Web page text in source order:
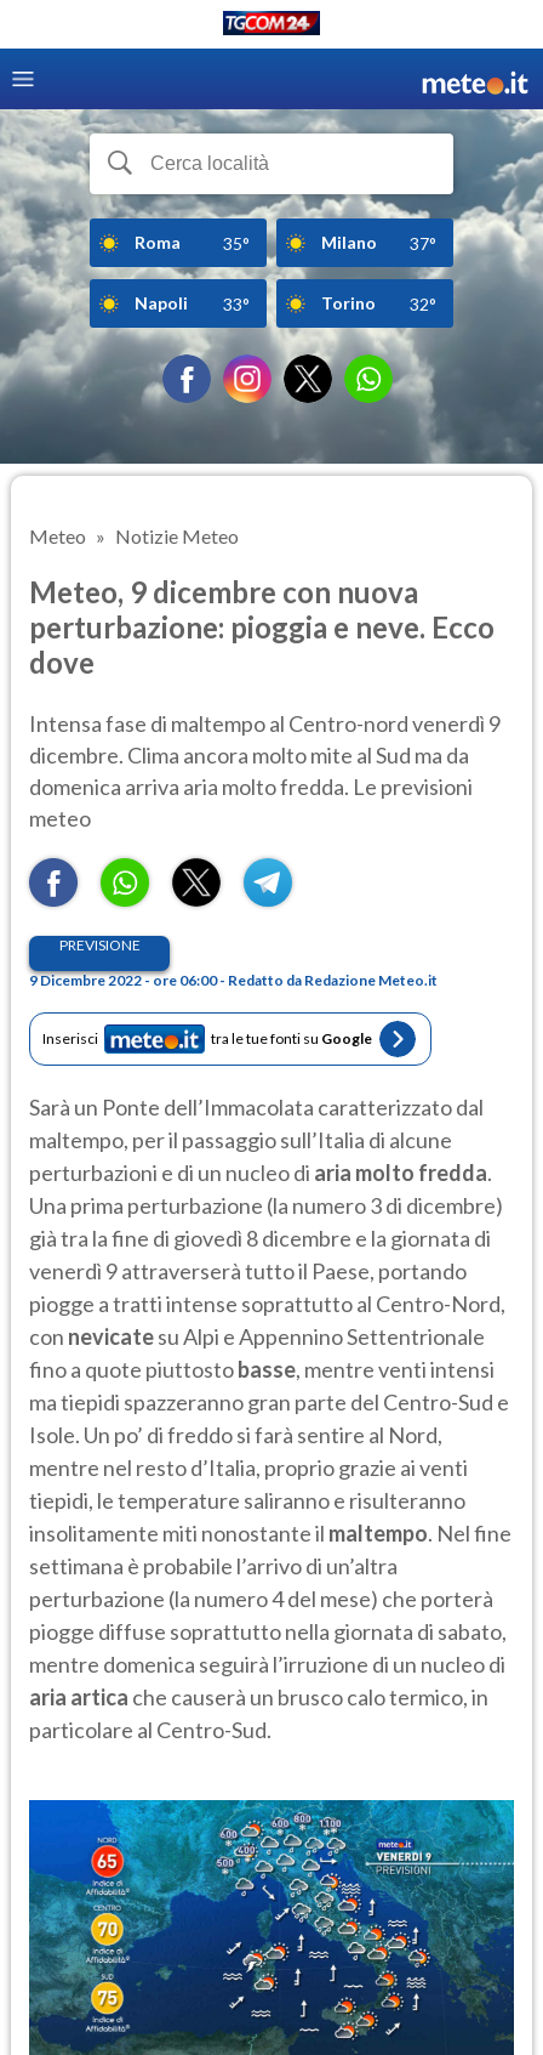
Roma 35° Milano 37°
Napoli 33° Torino 32°
Meteo Notizie Meteo
Meteo, 9 dicembre con nuova
perturbazione: pioggia e neve. Ecco
dove
Intensa fase di maltempo al Centro-nord venerdì 9
dicembre. Clima ancora molto mite al Sud ma da
domenica arriva aria molto fredda. Le previsioni
meteo
PREVISIONE
9 Dicembre 2022 - ore 06:00 - Redatto da Redazione Meteo.it
Inserisci tra le tue fonti su Google
Sarà un Ponte dell’Immacolata caratterizzato dal
maltempo, per il passaggio sull’Italia di alcune
perturbazioni e di un nucleo di aria molto fredda.
Una prima perturbazione (la numero 3 di dicembre)
già tra la fine di giovedì 8 dicembre e la giornata di
venerdì 9 attraverserà tutto il Paese, portando
piogge a tratti intense soprattutto al Centro-Nord,
con nevicatesu Alpi e Appennino Settentrionale
fino a quote piuttostobasse, mentre venti intensi
ma tiepidi spazzeranno gran parte del Centro-Sud e
Isole. Un po’ di freddo si farà sentire al Nord,
mentre nel resto d’Italia, proprio grazie ai venti
tiepidi, le temperature saliranno e risulteranno
insolitamente miti nonostante il maltempo. Nel fine
settimana è probabile l’arrivo di un’altra
perturbazione (la numero 4 del mese) che porterà
piogge diffuse soprattutto nella giornata di sabato,
mentre domenica seguirà l’irruzione di un nucleo di
aria artica che causerà un brusco calo termico, in
particolare al Centro-Sud.